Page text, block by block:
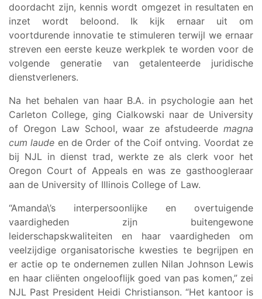
doordacht zijn, kennis wordt omgezet in resultaten en
inzet wordt beloond. Ik kijk ernaar uit om
voortdurende innovatie te stimuleren terwijl we ernaar
streven een eerste keuze werkplek te worden voor de
volgende generatie van getalenteerde juridische
dienstverleners.
Na het behalen van haar B.A. in psychologie aan het
Carleton College, ging Cialkowski naar de University
of Oregon Law School, waar ze afstudeerde magna
cum laude en de Order of the Coif ontving. Voordat ze
bij NJL in dienst trad, werkte ze als clerk voor het
Oregon Court of Appeals en was ze gasthoogleraar
aan de University of Illinois College of Law.
“Amanda\’s interpersoonlijke en overtuigende
vaardigheden zijn buitengewone
leiderschapskwaliteiten en haar vaardigheden om
veelzijdige organisatorische kwesties te begrijpen en
er actie op te ondernemen zullen Nilan Johnson Lewis
en haar cliënten ongelooflijk goed van pas komen,” zei
NJL Past President Heidi Christianson. “Het kantoor is